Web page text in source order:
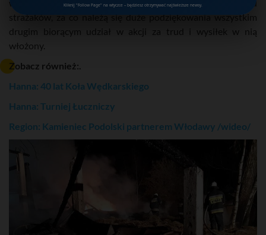
Kliknij "Follow Page" na wtyczce – będziesz otrzymywać najświeższe newsy.
wymagała bardzo dużego wysiłku oraz zaangażowania od
strażaków, za co należą się duże podziękowania wszystkim
drugim biorącym udział w akcji za trud i wysiłek w nią
włożony.
Zobacz również:.
Hanna: 40 lat Koła Wędkarskiego
Hanna: Turniej Łuczniczy
Region: Kamieniec Podolski partnerem Włodawy /wideo/